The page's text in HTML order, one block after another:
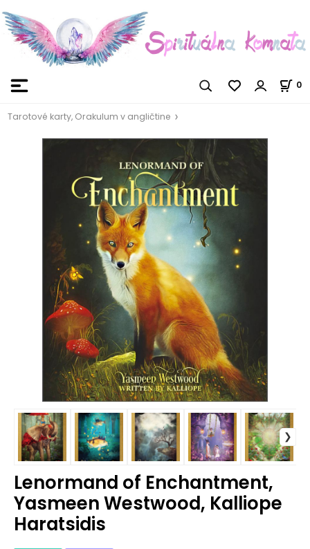
0
Tarotové karty, Orakulum v angličtine
Lenormand of Enchantment,
Yasmeen Westwood, Kalliope
Haratsidis